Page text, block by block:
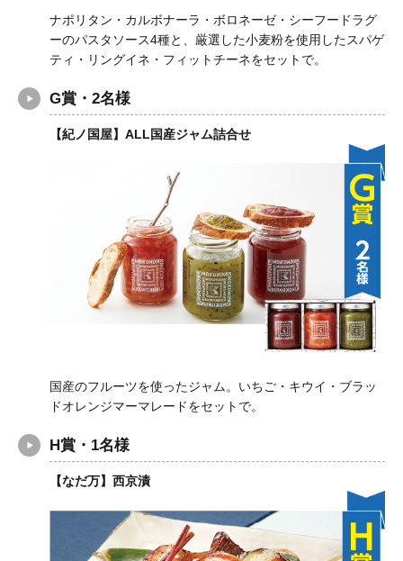
ナポリタン・カルボナーラ・ボロネーゼ・シーフードラグ
ーのパスタソース4種と、厳選した小麦粉を使用したスパゲ
ティ・リングイネ・フィットチーネをセットで。
G賞・2名様
【紀ノ国屋】ALL国産ジャム詰合せ
国産のフルーツを使ったジャム。いちご・キウイ・ブラッ
ドオレンジマーマレードをセットで。
H賞・1名様
【なだ万】西京漬